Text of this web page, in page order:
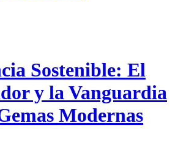
Sostenible: El
y la Vanguardia
Modernas